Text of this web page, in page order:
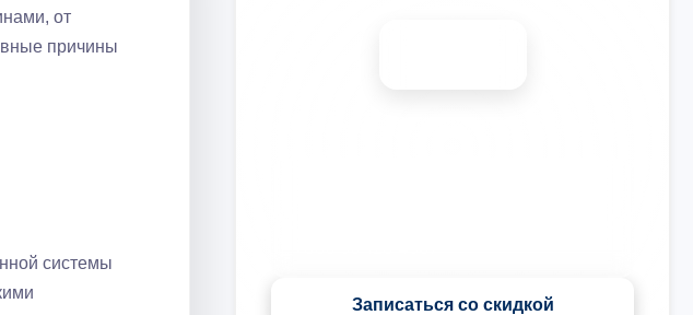
от
причины
системы
Записаться со скидкой